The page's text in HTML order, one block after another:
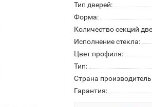
Тип дверей:
Форма:
Количество секций
Исполнение стекла:
Цвет профиля:
Тип:
Страна
Гарантия: